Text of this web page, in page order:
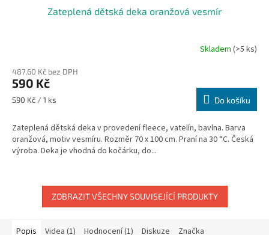
Zateplená dětská deka oranžová vesmír
Skladem (>5 ks)
487,60 Kč bez DPH
590 Kč
Měrná
590 Kč / 1 ks Do košíku
Zateplená dětská deka v provedení fleece, vatelín, bavlna. Barva
oranžová, motiv vesmíru. Rozměr 70 x 100 cm. Praní na 30 °C. Česká
výroba. Deka je vhodná do kočárku, do...
ZOBRAZIT VŠECHNY SOUVISEJÍCÍ PRODUKTY
Popis Videa (1) Hodnocení (1) Diskuze Značka